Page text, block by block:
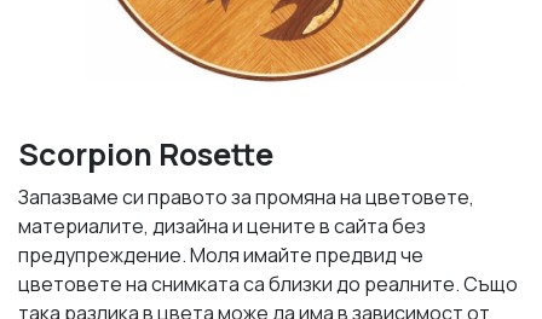
Scorpion Rosette
Запазваме си правото за промяна на цветовете,
материалите, дизайна и цените в сайта без
предупреждение. Моля имайте предвид че
цветовете на снимката са близки до реалните. Също
така разлика в цвета може да има в зависимост от